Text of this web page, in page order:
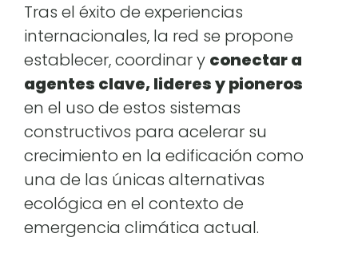
Tras el éxito de experiencias
internacionales, la red se propone
establecer, coordinar y conectar a
agentes clave, lideres y pioneros
en el uso de estos sistemas
constructivos para acelerar su
crecimiento en la edificación como
una de las únicas alternativas
ecológica en el contexto de
emergencia climática actual.